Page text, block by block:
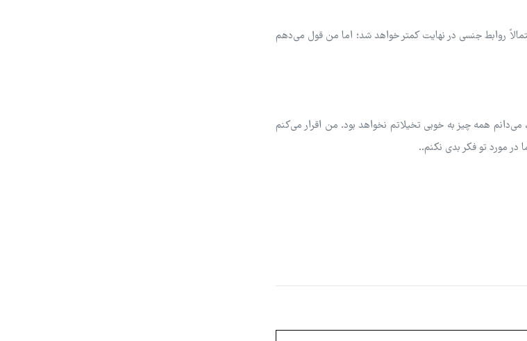
روابط جنسی در نهایت کمتر خواهد شد؛ اما من قول می‌دهم
همه چیز به خوبی تخیلاتم نخواهد بود. من اقرار می‌کنم
مورد تو فکر بدی نکنم..